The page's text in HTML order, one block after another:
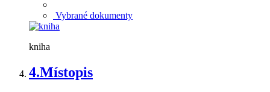
Vybrané dokumenty
kniha
4.Místopis